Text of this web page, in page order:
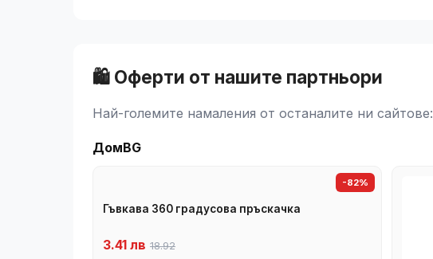
🛍️ Оферти от нашите партньори
Най-големите намаления от останалите ни сайтове:
ДомBG
-82%
Гъвкава 360 градусова пръскачка
3.41 лв 18.92